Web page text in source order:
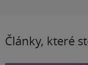
Články, které